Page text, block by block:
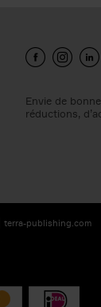
Envie de
réductions,
terra-publishing.com